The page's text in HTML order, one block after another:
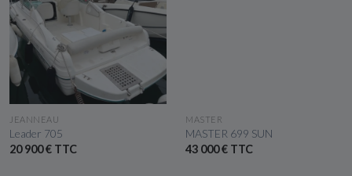
VOIR LE BATEAU
JEANNEAU
Leader 705
20 900 € TTC
VOIR LE BATEAU
MASTER
MASTER 699 SUN
43 000 € TTC